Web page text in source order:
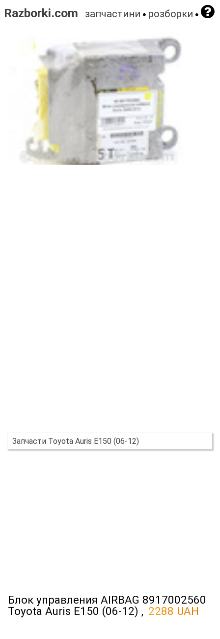
Razborki.com запчастини розборки
Запчасти Toyota Auris E150 (06-12)
Блок управления AIRBAG 8917002560
Toyota Auris E150 (06-12) , 2288 UAH